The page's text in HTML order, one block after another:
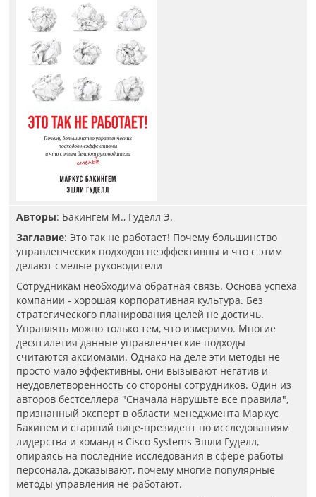
Авторы: Бакингем М., Гуделл Э.
Заглавие: Это так не работает! Почему большинство
управленческих подходов неэффективны и что с этим
делают смелые руководители
Сотрудникам необходима обратная связь. Основа успеха
компании - хорошая корпоративная культура. Без
стратегического планирования целей не достичь.
Управлять можно только тем, что измеримо. Многие
десятилетия данные управленческие подходы
считаются аксиомами. Однако на деле эти методы не
просто мало эффективны, они вызывают негатив и
неудовлетворенность со стороны сотрудников. Один из
авторов бестселлера "Сначала нарушьте все правила",
признанный эксперт в области менеджмента Маркус
Бакинем и старший вице-президент по исследованиям
лидерства и команд в Cisco Systems Эшли Гуделл,
опираясь на последние исследования в сфере работы
персонала, доказывают, почему многие популярные
методы управления не работают.